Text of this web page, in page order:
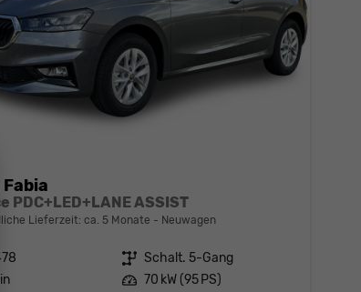
Fabia
PDC+LED+LANE ASSIST
Lieferzeit: ca. 5 Monate Neuwagen
Getriebe Schalt. 5-Gang
Leistung 70 kW (95 PS)